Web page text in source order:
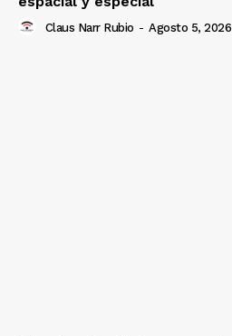
Claus Narr Rubio - Agosto 5, 2026